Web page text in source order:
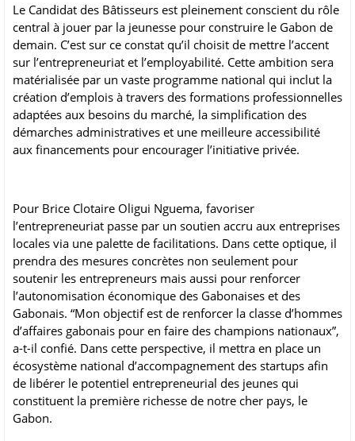
Le Candidat des Bâtisseurs est pleinement conscient du rôle
central à jouer par la jeunesse pour construire le Gabon de
demain. C’est sur ce constat qu’il choisit de mettre l’accent
sur l’entrepreneuriat et l’employabilité. Cette ambition sera
matérialisée par un vaste programme national qui inclut la
création d’emplois à travers des formations professionnelles
adaptées aux besoins du marché, la simplification des
démarches administratives et une meilleure accessibilité
aux financements pour encourager l’initiative privée.
Pour Brice Clotaire Oligui Nguema, favoriser
l’entrepreneuriat passe par un soutien accru aux entreprises
locales via une palette de facilitations. Dans cette optique, il
prendra des mesures concrètes non seulement pour
soutenir les entrepreneurs mais aussi pour renforcer
l’autonomisation économique des Gabonaises et des
Gabonais. “Mon objectif est de renforcer la classe d’hommes
d’affaires gabonais pour en faire des champions nationaux”,
a-t-il confié. Dans cette perspective, il mettra en place un
écosystème national d’accompagnement des startups afin
de libérer le potentiel entrepreneurial des jeunes qui
constituent la première richesse de notre cher pays, le
Gabon.